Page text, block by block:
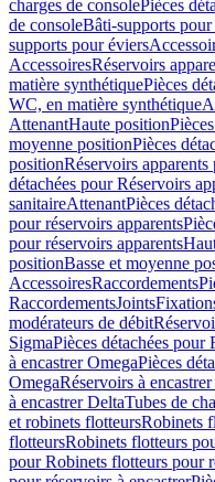
charges de consolePièces
de consoleBâti-supports pour
supports pour éviers
AccessoiresRéservoirs
matière synthétiquePièces
WC, en matière synthétique
AttenantHaute position
moyenne positionPièces
positionRéservoirs
détachées pour Réservoirs
sanitaireAttenantPièces
pour réservoirs apparents
pour réservoirs apparents
positionBasse et moyenne
AccessoiresRaccordements
RaccordementsJoints
modérateurs de débit
SigmaPièces détachées pour
à encastrer OmegaPièces
OmegaRéservoirs à
à encastrer DeltaTubes de
et robinets flotteursRobinets
flotteursRobinets flotteurs
pour Robinets flotteurs pour